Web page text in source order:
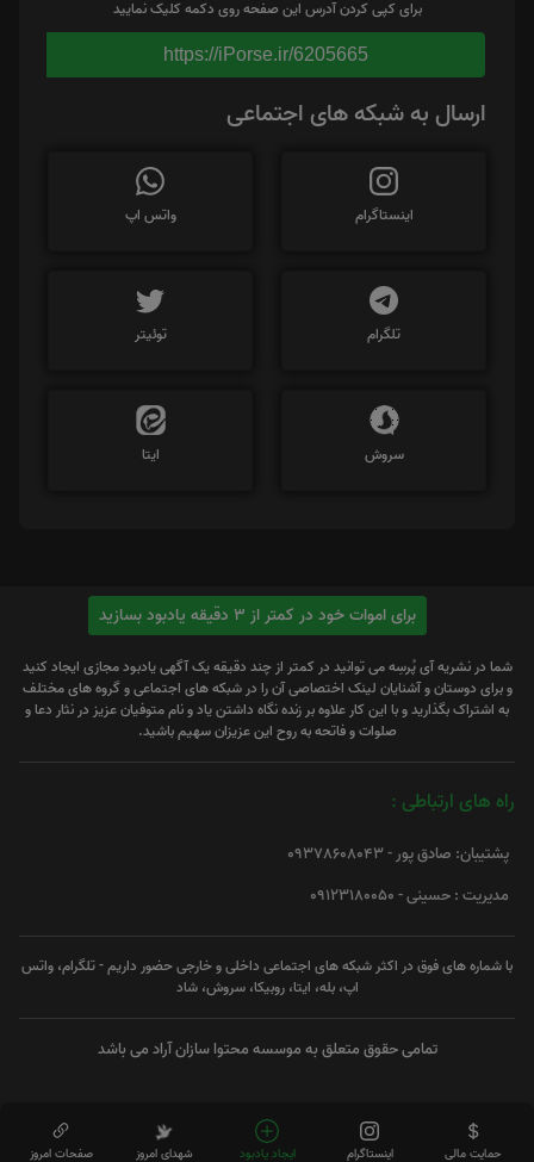
برای کپی کردن آدرس این صفحه روی دکمه کلیک نمایید
https://iPorse.ir/6205665
ارسال به شبکه های اجتماعی
اینستاگرام واتس اپ
تلگرام توئیتر
سروش ایتا
برای اموات خود در کمتر از 3 دقیقه یادبود بسازید
شما در نشریه آی پُرسِه می توانید در کمتر از چند دقیقه یک آگهی یادبود مجازی ایجاد کنید
و برای دوستان و آشنایان لینک اختصاصی آن را در شبکه های اجتماعی و گروه های مختلف
به اشتراک بگذارید و با این کار علاوه بر زنده نگاه داشتن یاد و نام متوفیان عزیز در نثار دعا و
صلوات و فاتحه به روح این عزیزان سهیم باشید.
راه های ارتباطی :
پشتیبان: صادق پور - 09378608043
مدیریت : حسینی - 09123180050
با شماره های فوق در اکثر شبکه های اجتماعی داخلی و خارجی حضور داریم - تلگرام، واتس
اپ، بله، ایتا، روبیکا، سروش، شاد
تمامی حقوق متعلق به موسسه محتوا سازان آراد می باشد
حمایت مالی اینستاگرام ایجاد یادبود شهدای امروز صفحات امروز